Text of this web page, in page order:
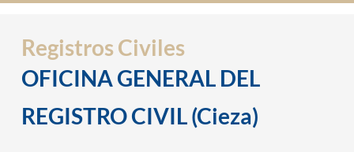
Registros Civiles
OFICINA GENERAL DEL
REGISTRO CIVIL (Cieza)